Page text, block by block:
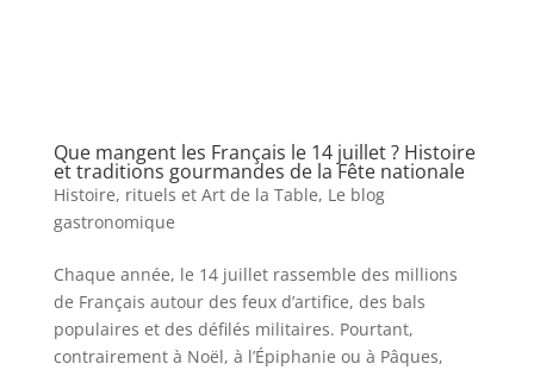
Que mangent les Français le 14 juillet ? Histoire
et traditions gourmandes de la Fête nationale
Histoire, rituels et Art de la Table, Le blog
gastronomique
Chaque année, le 14 juillet rassemble des millions
de Français autour des feux d’artifice, des bals
populaires et des défilés militaires. Pourtant,
contrairement à Noël, à l’Épiphanie ou à Pâques,